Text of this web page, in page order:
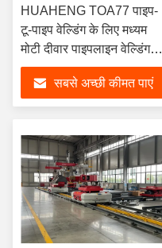
HUAHENG TOA77 पाइप-
टू-पाइप वेल्डिंग के लिए मध्यम
मोटी दीवार पाइपलाइन वेल्डिंग
उपकरण
सबसे अच्छी कीमत पाएं